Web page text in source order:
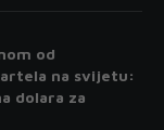
od
na svijetu:
dolara za